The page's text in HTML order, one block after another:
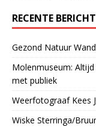
RECENTE
Gezond Natuur
Molenmuseum:
met publiek
Weerfotograaf Kees
Wiske Sterringa/